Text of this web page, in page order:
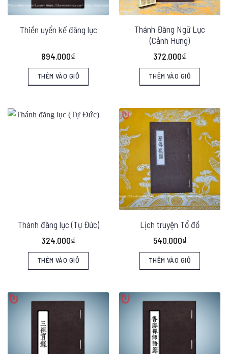
tùy
chọn
thể
được
chọn
trang
Thiền uyển kế đăng lục
894.000₫
THÊM VÀO GIỎ
Thánh Đăng Ngữ Lục
(Cảnh Hưng)
372.000₫
THÊM VÀO GIỎ
Thánh đăng lục (Tự Đức)
324.000₫
THÊM VÀO GIỎ
Lịch truyện Tổ đồ
540.000₫
THÊM VÀO GIỎ